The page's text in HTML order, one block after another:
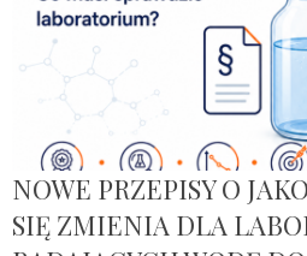
NOWE PRZEPISY O
SIĘ ZMIENIA DLA